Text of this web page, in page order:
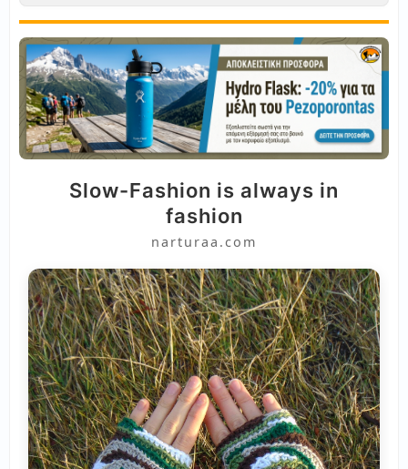
Slow-Fashion is always in
fashion
narturaa.com